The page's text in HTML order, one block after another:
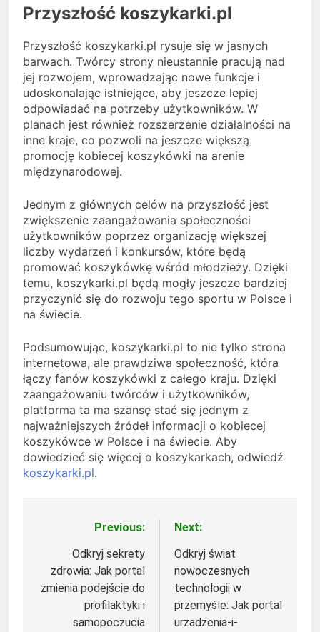
Przyszłość koszykarki.pl
Przyszłość koszykarki.pl rysuje się w jasnych
barwach. Twórcy strony nieustannie pracują nad
jej rozwojem, wprowadzając nowe funkcje i
udoskonalając istniejące, aby jeszcze lepiej
odpowiadać na potrzeby użytkowników. W
planach jest również rozszerzenie działalności na
inne kraje, co pozwoli na jeszcze większą
promocję kobiecej koszykówki na arenie
międzynarodowej.
Jednym z głównych celów na przyszłość jest
zwiększenie zaangażowania społeczności
użytkowników poprzez organizację większej
liczby wydarzeń i konkursów, które będą
promować koszykówkę wśród młodzieży. Dzięki
temu, koszykarki.pl będą mogły jeszcze bardziej
przyczynić się do rozwoju tego sportu w Polsce i
na świecie.
Podsumowując, koszykarki.pl to nie tylko strona
internetowa, ale prawdziwa społeczność, która
łączy fanów koszykówki z całego kraju. Dzięki
zaangażowaniu twórców i użytkowników,
platforma ta ma szansę stać się jednym z
najważniejszych źródeł informacji o kobiecej
koszykówce w Polsce i na świecie. Aby
dowiedzieć się więcej o koszykarkach, odwiedź
koszykarki.pl.
Nawigacja
wpisu
Previous:
Odkryj sekrety
zdrowia: Jak portal
zmienia podejście do
profilaktyki i
samopoczucia
Next:
Odkryj świat
nowoczesnych
technologii w
przemyśle: Jak portal
urzadzenia-i-